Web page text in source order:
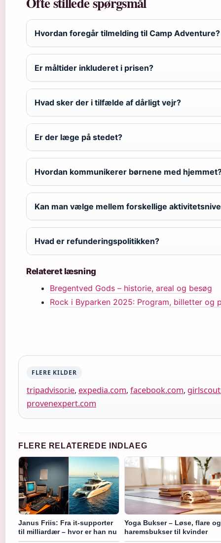
Hvordan foregår tilmelding til Camp Adventure?
Er måltider inkluderet i prisen?
Hvad sker der i tilfælde af dårligt vejr?
Er der læge på stedet?
Hvordan kommunikerer børnene med
Kan man vælge mellem forskellige
Hvad er refunderingspolitikken?
Relateret læsning
Bregentved Gods – historie, areal og besøg
Rock i Byparken 2025: Program, billetter og
FLERE KILDER
tripadvisor.ie, expedia.com, facebook.com,
provenexpert.com
FLERE RELATEREDE INDLAEG
Janus Friis: Fra it-supporter
til milliardær – hvor er han nu
Yoga Bukser – Løse, flare og
haremsbukser til kvinder